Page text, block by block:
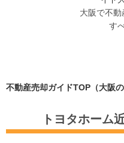
大阪で不動
す
不動産売却ガイドTOP（大阪
トヨタホーム